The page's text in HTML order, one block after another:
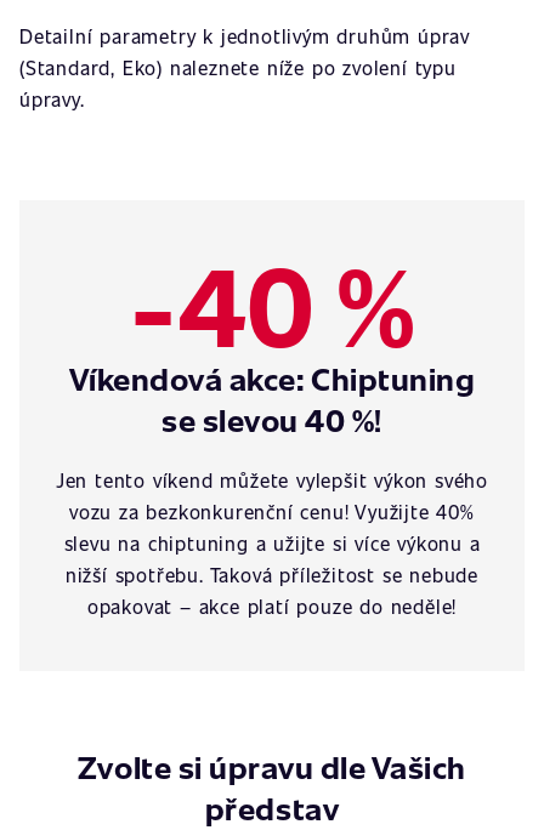
Detailní parametry k jednotlivým druhům úprav
(Standard, Eko) naleznete níže po zvolení typu
úpravy.
-40 %
Víkendová akce: Chiptuning
se slevou 40 %!
Jen tento víkend můžete vylepšit výkon svého
vozu za bezkonkurenční cenu! Využijte 40%
slevu na chiptuning a užijte si více výkonu a
nižší spotřebu. Taková příležitost se nebude
opakovat – akce platí pouze do neděle!
Zvolte si úpravu dle Vašich
představ